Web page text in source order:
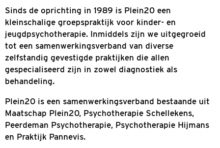
Plein 20
Over ons
Sinds de oprichting in 1989 is Plein20 een
kleinschalige groepspraktijk voor kinder- en
jeugdpsychotherapie. Inmiddels zijn we
tot een samenwerkingsverband van diverse
zelfstandig gevestigde praktijken die allen
gespecialiseerd zijn in zowel diagnostiek als
behandeling.